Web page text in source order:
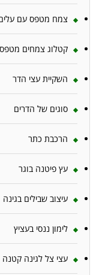
צמח מטפס עם
קטלוג צמחים
השקיית עצי הדר
סוגים של הדרים
הרכבת כתר
עץ פיטנה בוגר
עיצוב שבילים בגינה
לימון ננסי בעציץ
עצי צל לגינה קטנה